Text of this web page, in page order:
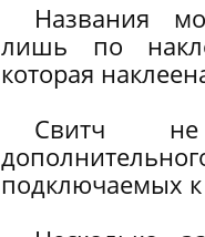
Названия
лишь по
которая
Свитч
подключаемых к